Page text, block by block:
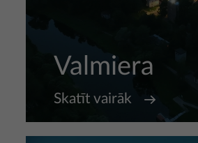
Valmiera
Skatīt vairāk